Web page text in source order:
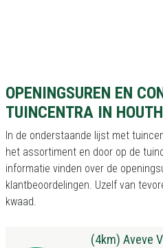
OPENINGSUREN EN
TUINCENTRA IN
In de onderstaande lijst met
het assortiment en door op de
informatie vinden over de
klantbeoordelingen. Uzelf van
kwaad.
(4km) Aveve